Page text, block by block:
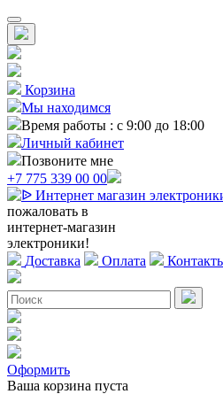
Корзина
Мы находимся
Время работы : с 9:00 до 18:00
Личный кабинет
Позвоните мне
+7 775 339 00 00
пожаловать в
интернет-магазин
электроники!
Доставка
Оплата
Оформить
Ваша корзина пуста